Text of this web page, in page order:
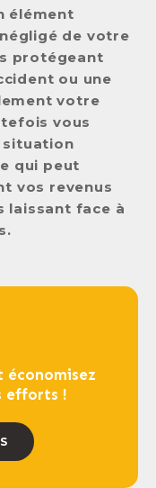
élément
de votre
protégeant
ou une
votre
vous
situation
qui peut
vos revenus
laissant face à
économisez
efforts !